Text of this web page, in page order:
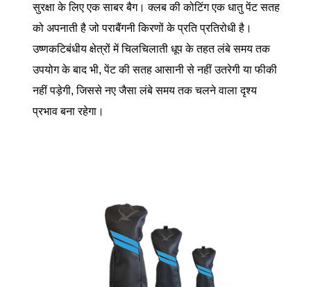
सुरक्षा के लिए एक साबर बैग। क्लब की कोटिंग एक धातु पेंट सतह
को अपनाती है जो पराबैंगनी किरणों के प्रति प्रतिरोधी है।
उष्णकटिबंधीय क्षेत्रों में चिलचिलाती धूप के तहत लंबे समय तक
उपयोग के बाद भी, पेंट की सतह आसानी से नहीं उतरेगी या फीकी
नहीं पड़ेगी, जिससे नए जैसा लंबे समय तक चलने वाला दृश्य
प्रभाव बना रहेगा।